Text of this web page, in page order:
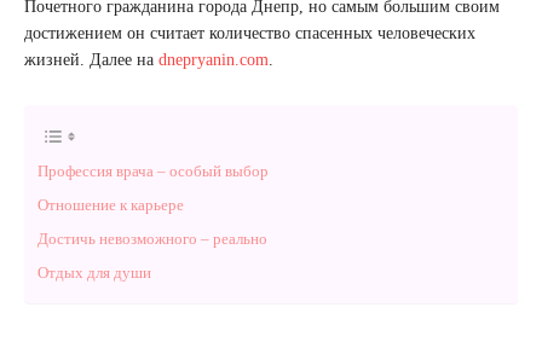
Почетного гражданина города Днепр, но самым большим своим
достижением он считает количество спасенных человеческих
жизней. Далее на dnepryanin.com
Профессия врача – особый выбор
Отношение к карьере
Достичь невозможного – реально
Отдых для души